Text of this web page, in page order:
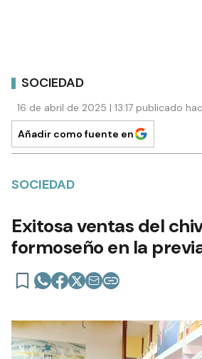
SOCIEDAD
16 de abril de 2025 | 13:17 publicado
Añadir como fuente en
SOCIEDAD
Exitosa ventas del
formoseño en la